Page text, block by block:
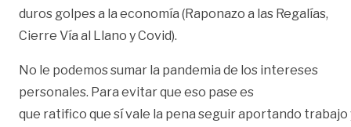
duros golpes a la economía (Raponazo a las Regalías,
Cierre Vía al Llano y Covid).
No le podemos sumar la pandemia de los intereses
personales. Para evitar que eso pase es
que ratifico que sí vale la pena seguir aportando trabajo